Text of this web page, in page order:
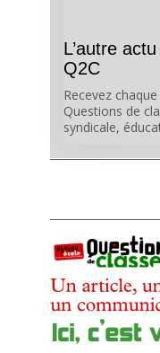
L’autre
Q2C
Recevez
Questions de
syndicale,